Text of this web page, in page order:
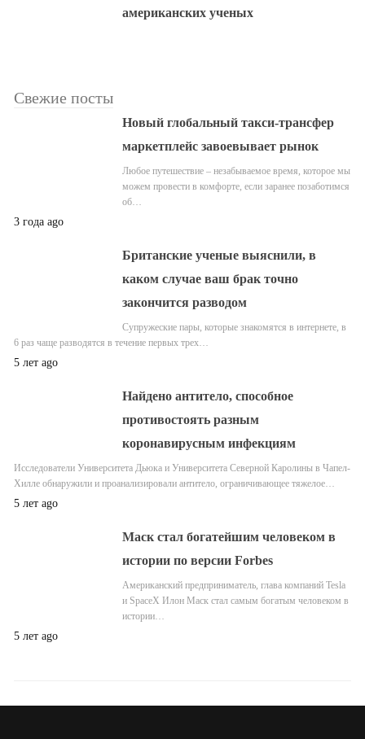
американских ученых
Свежие посты
Новый глобальный такси-трансфер
маркетплейс завоевывает рынок
Любое путешествие – незабываемое время, которое мы
можем провести в комфорте, если заранее позаботимся
об…
3 года ago
Британские ученые выяснили, в
каком случае ваш брак точно
закончится разводом
Супружеские пары, которые знакомятся в интернете, в
6 раз чаще разводятся в течение первых трех…
5 лет ago
Найдено антитело, способное
противостоять разным
коронавирусным инфекциям
Исследователи Университета Дьюка и Университета Северной Каролины в Чапел-
Хилле обнаружили и проанализировали антитело, ограничивающее тяжелое…
5 лет ago
Маск стал богатейшим человеком в
истории по версии Forbes
Американский предприниматель, глава компаний Tesla
и SpaceX Илон Маск стал самым богатым человеком в
истории…
5 лет ago